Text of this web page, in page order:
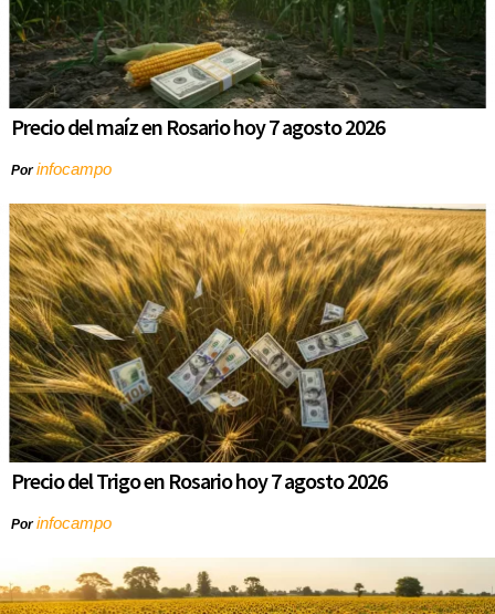
Precio del maíz en Rosario hoy 7 agosto 2026
Porinfocampo
Precio del Trigo en Rosario hoy 7 agosto 2026
Porinfocampo